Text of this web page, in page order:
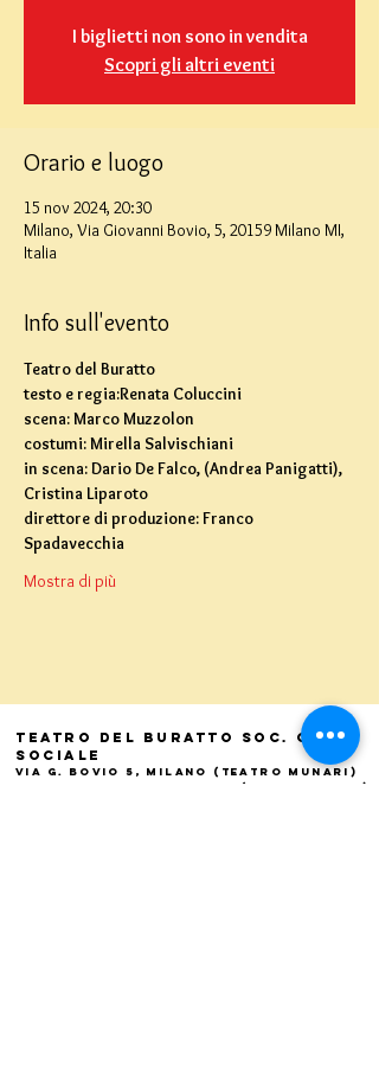
I biglietti non sono in vendita
Scopri gli altri eventi
Orario e luogo
15 nov 2024, 20:30
Milano, Via Giovanni Bovio, 5, 20159 Milano MI,
Italia
Info sull'evento
Teatro del Buratto
testo e regia:Renata Coluccini
scena: Marco Muzzolon
costumi: Mirella Salvischiani
in scena: Dario De Falco, (Andrea Panigatti),
Cristina Liparoto
direttore di produzione: Franco
Spadavecchia
Mostra di più
Teatro del Buratto Soc. Coop
sociale
Via G. Bovio 5, Milano (Teatro Munari)
Via Pastrengo 16, Milano (Teatro Verdi)